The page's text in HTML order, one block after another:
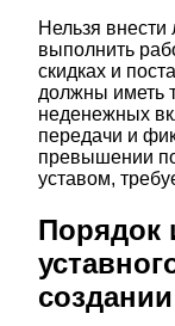
Нельзя внести
выполнить
скидках и
должны иметь
неденежных
передачи и
превышении
уставом,
Порядок